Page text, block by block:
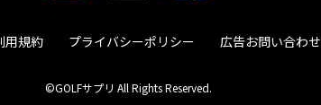
用規約 プライバシーポリシー 広告お問い合わせ
©GOLFサプリ All Rights Reserved.